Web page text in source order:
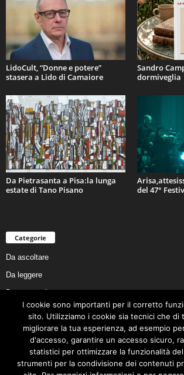
LidoCult, “Donne e potere”
stasera a Lido di Camaiore
Sandro
dormiveglia
Da Pietrasanta a Pisa:la lunga
estate di Tano Pisano
del 47°
Categorie
Da ascoltare
Da leggere
Da non perdere
Da conoscere
Da preservare
Da vivere
Cookie Policy
I cookie sono importanti per il corretto
sito. Utilizziamo i cookie sia tecnici che di
migliorare la tua esperienza, ad esempio
d'accesso, garantire un accesso sicuro,
statistici per ottimizzare la funzionalità
strumenti per la condivisione dei contenuti